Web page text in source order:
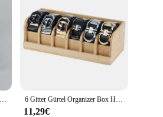
to keep your space tidy and organized.
minimalist design of the organisor
materials, or kitchen essentials, the
to various storage scenarios.
ensures that your items are securely
Einstellbare 3-36 Grids Fach Kunststoff Lagerung Box Schmuck Ohrring Perle Schraube Halter Fall Display Organizer Container 6 Gitter Gürtel Organizer Box Holz gürtel Lagerung Organizer und Display sparen Platz Gürtel Rack für Männer Frauen Schrank und Schublade
11,29€